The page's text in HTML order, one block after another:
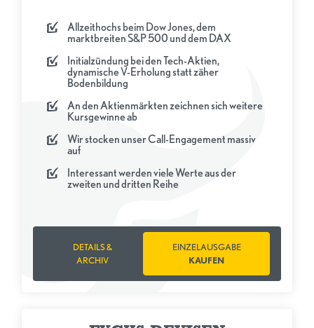
Allzeithochs beim Dow Jones, dem
marktbreiten S&P 500 und dem DAX
Initialzündung bei den Tech-Aktien,
dynamische V-Erholung statt zäher
Bodenbildung
An den Aktienmärkten zeichnen sich weitere
Kursgewinne ab
Wir stocken unser Call-Engagement massiv
auf
Interessant werden viele Werte aus der
zweiten und dritten Reihe
DETAILS &
ARCHIV
EINZELAUSGABE
KAUFEN